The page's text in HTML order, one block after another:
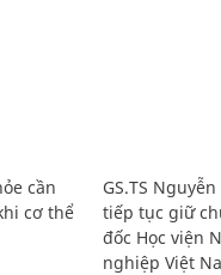
cần
cơ thể
GS.TS
tiếp tục giữ
đốc Học viện
nghiệp Việt